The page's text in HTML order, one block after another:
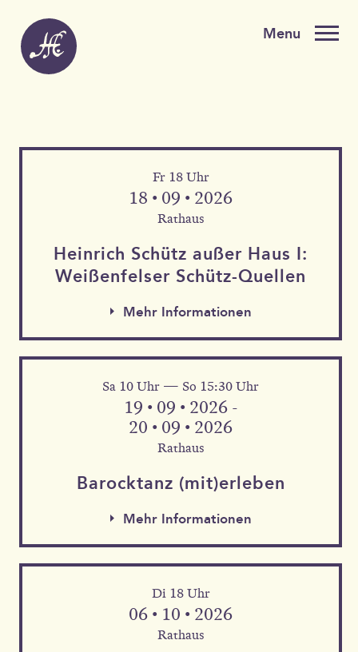
Fr 18 Uhr
18 • 09 • 2026
Rathaus
Heinrich Schütz außer Haus I:
Weißen­felser Schütz-Quellen
Mehr Informationen
Mehr Informationen
Sa 10 Uhr — So 15:30 Uhr
19 • 09 • 2026 -
20 • 09 • 2026
Rathaus
Barock­tanz (mit)erleben
Mehr Informationen
Mehr Informationen
Di 18 Uhr
06 • 10 • 2026
Rathaus